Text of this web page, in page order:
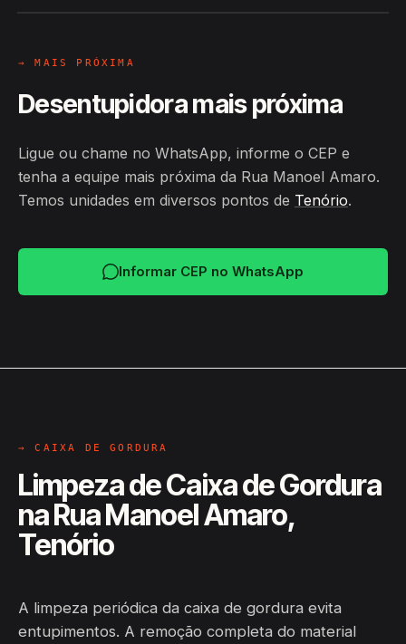
→ MAIS PRÓXIMA
Desentupidora mais próxima
Ligue ou chame no WhatsApp, informe o CEP e
tenha a equipe mais próxima da Rua Manoel Amaro.
Temos unidades em diversos pontos de Tenório.
Informar CEP no WhatsApp
→ CAIXA DE GORDURA
Limpeza de Caixa de Gordura
na Rua Manoel Amaro,
Tenório
A limpeza periódica da caixa de gordura evita
entupimentos. A remoção completa do material